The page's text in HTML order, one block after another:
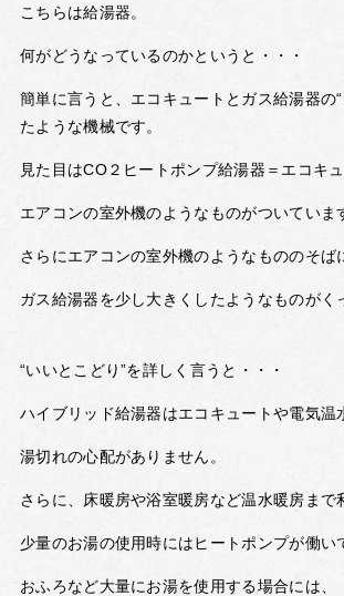
こちらは給湯器。
何がどうなっているのかというと・・・
簡単に言うと、エコキュートとガス給湯器の
たような機械です。
見た目はCO２ヒートポンプ給湯器＝エコキ
エアコンの室外機のようなものがついていま
さらにエアコンの室外機のようなもののそば
ガス給湯器を少し大きくしたようなものがく
“いいとこどり”を詳しく言うと・・・
ハイブリッド給湯器はエコキュートや電気温
湯切れの心配がありません。
さらに、床暖房や浴室暖房など温水暖房まで
少量のお湯の使用時にはヒートポンプが働い
おふろなど大量にお湯を使用する場合には、